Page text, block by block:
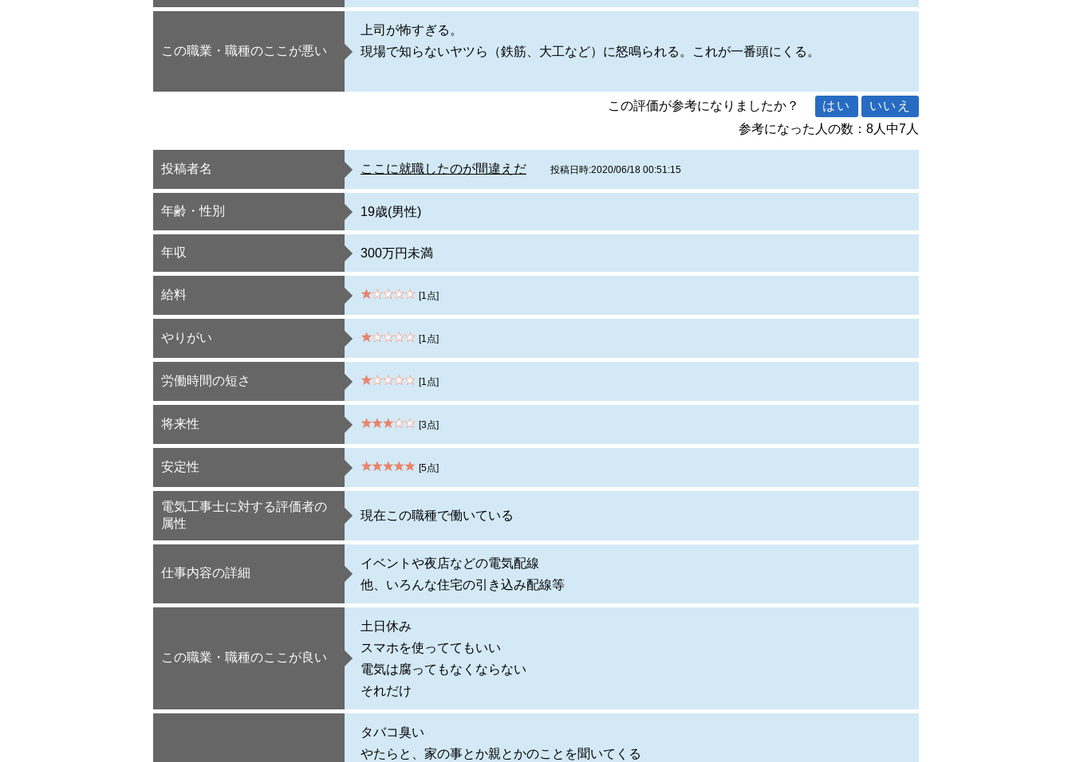
この職業・職種のここが悪い
上司が怖すぎる。
現場で知らないヤツら（鉄筋、大工など）に怒鳴られる。これが一番頭にくる。
この評価が参考になりましたか？
参考になった人の数：8人中7人
投稿者名 ここに就職したのが間違えだ 投稿日時:2020/06/18 00:51:15
年齢・性別 19歳(男性)
年収 300万円未満
給料 [1点]
やりがい [1点]
労働時間の短さ [1点]
将来性 [3点]
安定性 [5点]
電気工事士に対する評価者の
属性
現在この職種で働いている
仕事内容の詳細
イベントや夜店などの電気配線
他、いろんな住宅の引き込み配線等
この職業・職種のここが良い
土日休み
スマホを使っててもいい
電気は腐ってもなくならない
それだけ
タバコ臭い
やたらと、家の事とか親とかのことを聞いてくる